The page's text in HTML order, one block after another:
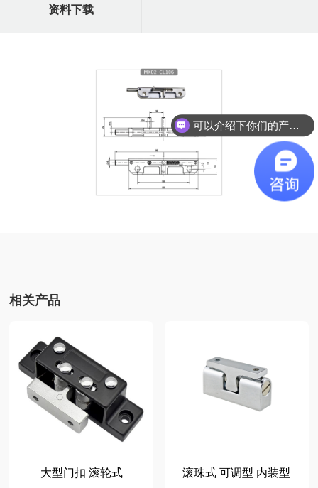
资料下载
相关产品
大型门扣 滚轮式 滚珠式 可调型 内装型
可以介绍下你们的产品么？